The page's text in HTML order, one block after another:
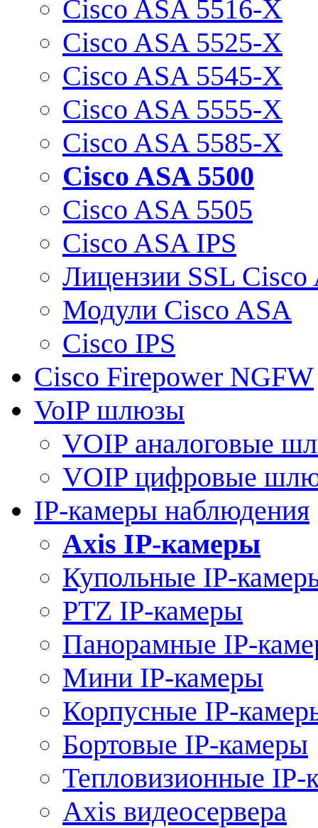
Cisco ASA 5516-X
Cisco ASA 5525-X
Cisco ASA 5545-X
Cisco ASA 5555-X
Cisco ASA 5585-X
Cisco ASA 5500
Cisco ASA 5505
Cisco ASA IPS
Лицензии SSL Cisco
Модули Cisco ASA
Cisco IPS
Cisco Firepower NGFW
VoIP шлюзы
VOIP аналоговые
VOIP цифровые
IP-камеры наблюдения
Axis IP-камеры
Купольные IP-
PTZ IP-камеры
Панорамные IP-
Мини IP-камеры
Корпусные IP-
Бортовые IP-камеры
Тепловизионные IP-
Axis видеосервера